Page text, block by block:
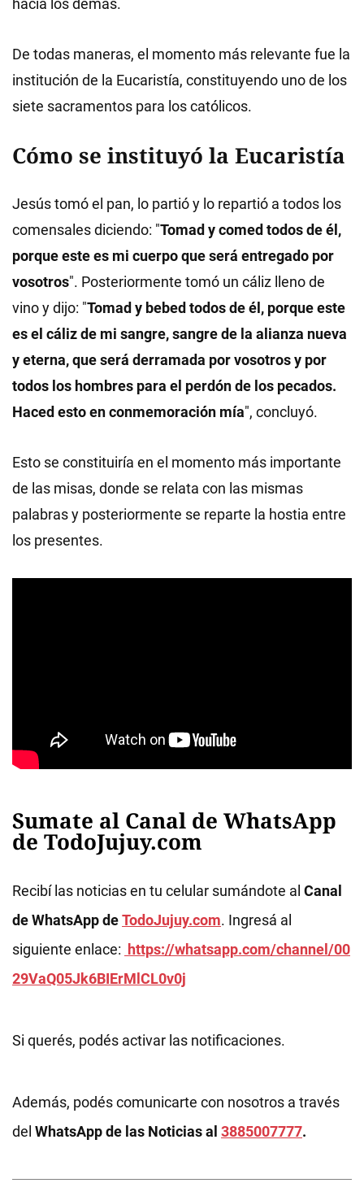
hacia los demás.
De todas maneras, el momento más relevante fue la
institución de la Eucaristía, constituyendo uno de los
siete sacramentos para los católicos.
Cómo se instituyó la Eucaristía
Jesús tomó el pan, lo partió y lo repartió a todos los
comensales diciendo: "Tomad y comed todos de él,
porque este es mi cuerpo que será entregado por
vosotros". Posteriormente tomó un cáliz lleno de
vino y dijo: "Tomad y bebed todos de él, porque este
es el cáliz de mi sangre, sangre de la alianza nueva
y eterna, que será derramada por vosotros y por
todos los hombres para el perdón de los pecados.
Haced esto en conmemoración mía", concluyó.
Esto se constituiría en el momento más importante
de las misas, donde se relata con las mismas
palabras y posteriormente se reparte la hostia entre
los presentes.
Sumate al Canal de WhatsApp
de TodoJujuy.com
Recibí las noticias en tu celular sumándote al Canal
de WhatsApp deTodoJujuy.com. Ingresá al
siguiente enlace: https://whatsapp.com/channel/00
29VaQ05Jk6BIErMlCL0v0j
Si querés, podés activar las notificaciones.
Además, podés comunicarte con nosotros a través
del WhatsApp de las Noticias al 3885007777.